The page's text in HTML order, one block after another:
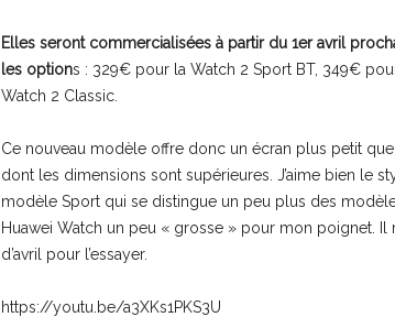
Elles seront commercialisées à partir du 1er avril
les options : 329€ pour la Watch 2 Sport BT, 349€
Watch 2 Classic.
Ce nouveau modèle offre donc un écran plus petit
dont les dimensions sont supérieures. J’aime bien le
modèle Sport qui se distingue un peu plus des
Huawei Watch un peu « grosse » pour mon poignet. Il
d’avril pour l’essayer.
https://youtu.be/a3XKs1PKS3U